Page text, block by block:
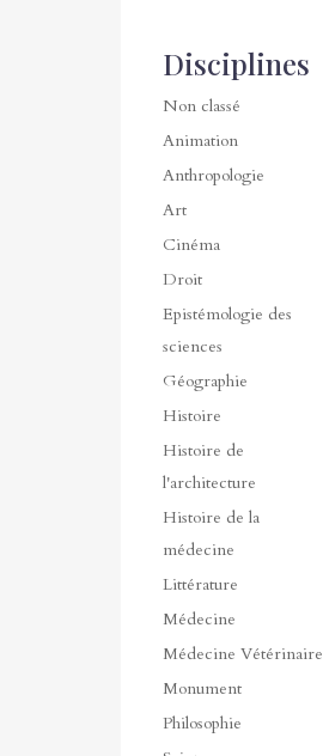
Disciplines
Non classé
Animation
Anthropologie
Art
Cinéma
Droit
Epistémologie des
sciences
Géographie
Histoire
Histoire de
l'architecture
Histoire de la
médecine
Littérature
Médecine
Médecine Vétérinaire
Monument
Philosophie